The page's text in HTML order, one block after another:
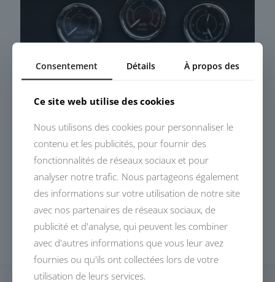
Consentement Détails À propos des
Ce site web utilise des cookies
Nous utilisons des cookies pour personnaliser le
contenu et les publicités, pour fournir des
fonctionnalités de réseaux sociaux et pour
analyser notre trafic. Nous partageons également
des informations sur votre utilisation de notre site
avec nos partenaires de réseaux sociaux, de
publicité et d'analyse, qui peuvent les combiner
avec d'autres informations que vous leur avez
fournies ou qu'ils ont collectées lors de votre
utilisation de leurs services.